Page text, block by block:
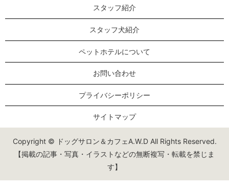
スタッフ紹介
スタッフ犬紹介
ペットホテルについて
お問い合わせ
プライバシーポリシー
サイトマップ
Copyright © ドッグサロン＆カフェA.W.D All Rights Reserved.
【掲載の記事・写真・イラストなどの無断複写・転載を禁じま
す】